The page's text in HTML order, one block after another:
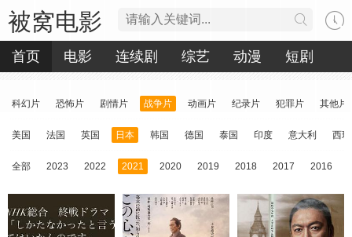
被窝电影
首页 电影 连续剧 综艺 动漫 短剧
科幻片 恐怖片 剧情片 战争片 动画片 纪录片 犯罪片 其他片
美国 法国 英国 日本 韩国 德国 泰国 印度 意大利 西
全部 2023 2022 2021 2020 2019 2018 2017 2016